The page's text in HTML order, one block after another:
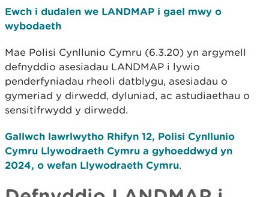
Ewch i dudalen we LANDMAP i gael mwy o
wybodaeth
Mae Polisi Cynllunio Cymru (6.3.20) yn argymell
defnyddio asesiadau LANDMAP i lywio
penderfyniadau rheoli datblygu, asesiadau o
gymeriad y dirwedd, dyluniad, ac astudiaethau o
sensitifrwydd y dirwedd.
Gallwch lawrlwytho Rhifyn 12, Polisi Cynllunio
Cymru Llywodraeth Cymru a gyhoeddwyd yn
2024, o wefan Llywodraeth Cymru.